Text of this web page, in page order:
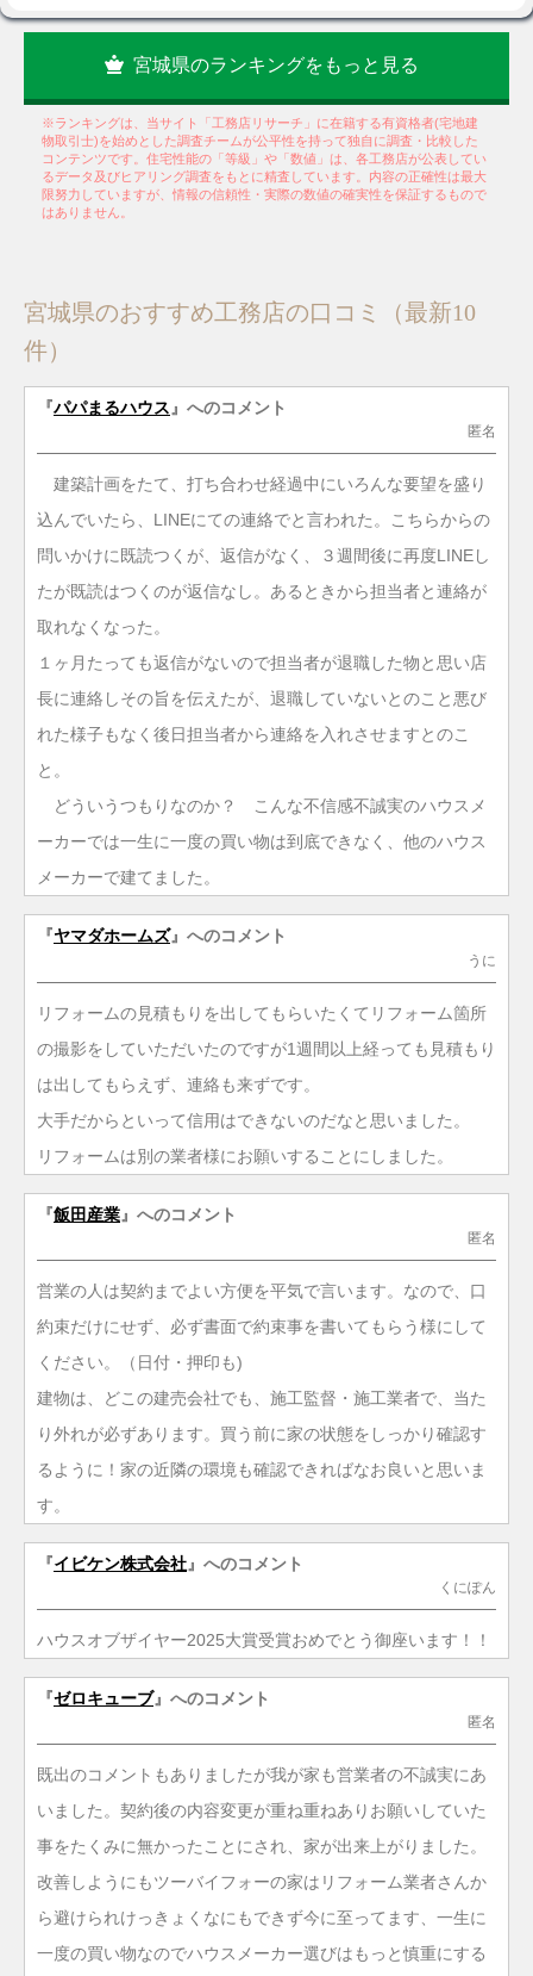
宮城県のランキングをもっと見る
※ランキングは、当サイト「工務店リサーチ」に在籍する有資格者(宅地建
物取引士)を始めとした調査チームが公平性を持って独自に調査・比較した
コンテンツです。住宅性能の「等級」や「数値」は、各工務店が公表してい
るデータ及びヒアリング調査をもとに精査しています。内容の正確性は最大
限努力していますが、情報の信頼性・実際の数値の確実性を保証するもので
はありません。
宮城県のおすすめ工務店の口コミ（最新10
件）
『パパまるハウス 』へのコメント
匿名
建築計画をたて、打ち合わせ経過中にいろんな要望を盛り
込んでいたら、LINEにての連絡でと言われた。こちらからの
問いかけに既読つくが、返信がなく、３週間後に再度LINEし
たが既読はつくのが返信なし。あるときから担当者と連絡が
取れなくなった。
１ヶ月たっても返信がないので担当者が退職した物と思い店
長に連絡しその旨を伝えたが、退職していないとのこと悪び
れた様子もなく後日担当者から連絡を入れさせますとのこ
と。
どういうつもりなのか？ こんな不信感不誠実のハウスメ
ーカーでは一生に一度の買い物は到底できなく、他のハウス
メーカーで建てました。
『ヤマダホームズ』へのコメント
うに
リフォームの見積もりを出してもらいたくてリフォーム箇所
の撮影をしていただいたのですが1週間以上経っても見積もり
は出してもらえず、連絡も来ずです。
大手だからといって信用はできないのだなと思いました。
リフォームは別の業者様にお願いすることにしました。
『飯田産業 』へのコメント
匿名
営業の人は契約までよい方便を平気で言います。なので、口
約束だけにせず、必ず書面で約束事を書いてもらう様にして
ください。（日付・押印も)
建物は、どこの建売会社でも、施工監督・施工業者で、当た
り外れが必ずあります。買う前に家の状態をしっかり確認す
るように！家の近隣の環境も確認できればなお良いと思いま
す。
『イビケン株式会社 』へのコメント
くにぽん
ハウスオブザイヤー2025大賞受賞おめでとう御座います！！
『ゼロキューブ』へのコメント
匿名
既出のコメントもありましたが我が家も営業者の不誠実にあ
いました。契約後の内容変更が重ね重ねありお願いしていた
事をたくみに無かったことにされ、家が出来上がりました。
改善しようにもツーバイフォーの家はリフォーム業者さんか
ら避けられけっきょくなにもできず今に至ってます、一生に
一度の買い物なのでハウスメーカー選びはもっと慎重にする